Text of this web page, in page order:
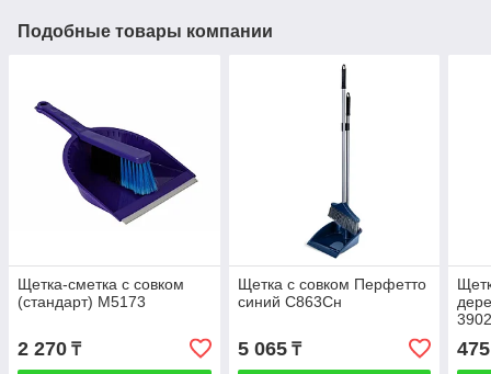
Подобные товары компании
Щетка-сметка с совком
(стандарт) М5173
2 270 ₸
Щетка с совком Перфетто
синий С863Сн
5 065₸ 475